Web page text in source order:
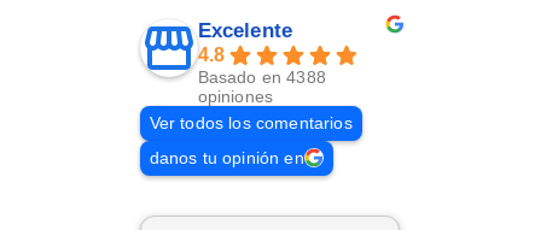
Excelente
4.8
Basado en 4388
opiniones
Ver todos los comentarios
danos tu opinión en